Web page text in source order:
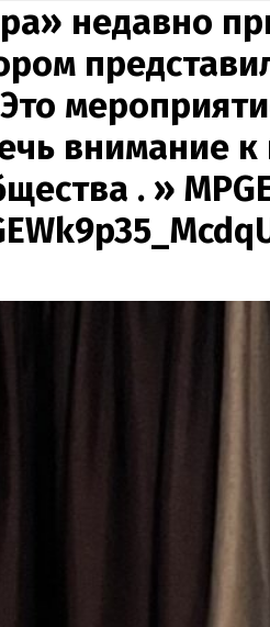
недавно
внимание
. »